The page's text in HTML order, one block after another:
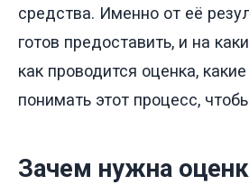
средства. Именно от её
готов предоставить, и на
как проводится оценка,
понимать этот процесс,
Зачем нужна